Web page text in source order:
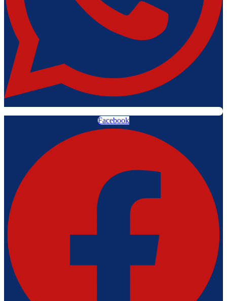
Facebook